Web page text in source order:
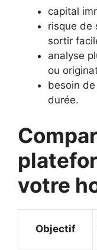
capital
risque de
sortir
analyse
ou
besoin
durée.
votre
Objectif